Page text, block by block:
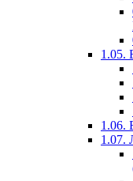
1.05.
1.06.
1.07.